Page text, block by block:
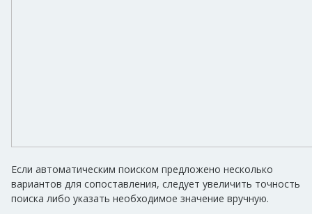
Если автоматическим поиском предложено несколько
вариантов для сопоставления, следует увеличить точность
поиска либо указать необходимое значение вручную.